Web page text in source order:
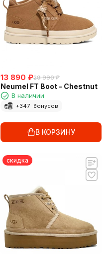
13 890 ₽29 990 ₽
Neumel FT Boot - Chestnut
В наличии
+347 бонусов
В КОРЗИНУ
скидка